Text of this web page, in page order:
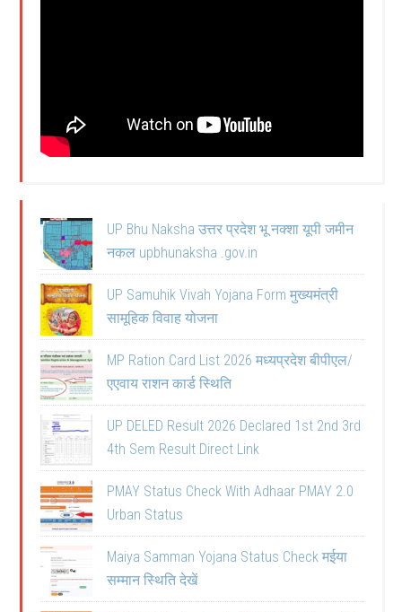
UP Bhu Naksha उत्तर प्रदेश भू नक्शा यूपी जमीन
नकल upbhunaksha .gov.in
UP Samuhik Vivah Yojana Form मुख्यमंत्री
सामूहिक विवाह योजना
MP Ration Card List 2026 मध्यप्रदेश बीपीएल/
एएवाय राशन कार्ड स्थिति
UP DELED Result 2026 Declared 1st 2nd 3rd
4th Sem Result Direct Link
PMAY Status Check With Adhaar PMAY 2.0
Urban Status
Maiya Samman Yojana Status Check मईया
सम्मान स्थिति देखें